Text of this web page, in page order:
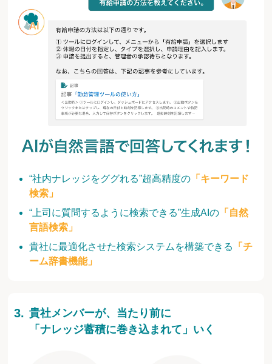
“社内ナレッジをググれる”超高精度の 「キーワード
検索」
“上司に質問するように検索できる”生成AIの 「自然
言語検索」
貴社に最適化させた検索システムを構築できる
「チ
ーム辞書機能」
貴社メンバーが、当たり前に
「ナレッジ蓄積に巻き込まれて」いく